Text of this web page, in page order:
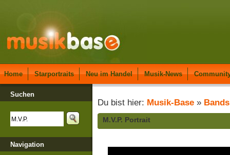
Home Starportraits Neu im Handel Musik-News
Suchen
Navigation
Du bist hier: Musik-Base » Bands
M.V.P. Portrait